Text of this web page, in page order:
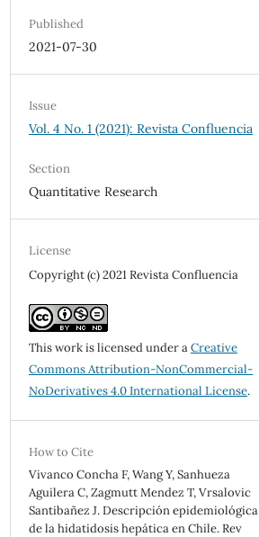
Published
2021-07-30
Issue
Vol. 4 No. 1 (2021): Revista Confluencia
Section
Quantitative Research
License
Copyright (c) 2021 Revista Confluencia
This work is licensed under aCreative
Commons Attribution-NonCommercial-
NoDerivatives 4.0 International License.
How to Cite
Vivanco Concha F, Wang Y, Sanhueza
Aguilera C, Zagmutt Mendez T, Vrsalovic
Santibañez J. Descripción epidemiológica
de la hidatidosis hepática en Chile. Rev